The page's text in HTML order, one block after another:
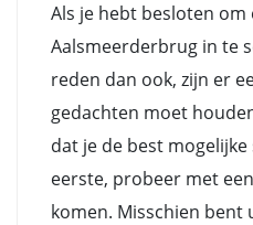
Als je hebt besloten om
Aalsmeerderbrug in te
reden dan ook, zijn er
gedachten moet
dat je de best mogelijke
eerste, probeer met
komen. Misschien bent